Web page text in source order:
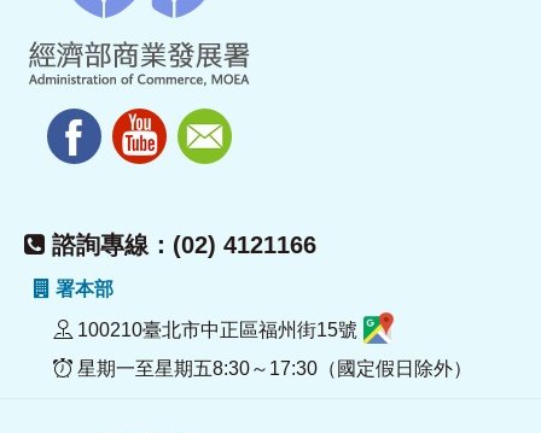
諮詢專線：(02) 4121166
署本部
100210臺北市中正區福州街15號
星期一至星期五8:30～17:30（國定假日除外）